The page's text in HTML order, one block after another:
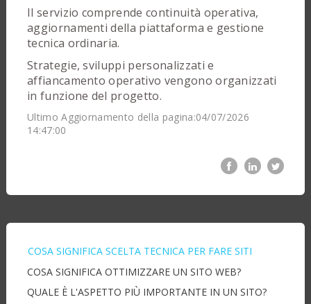
COSA SIGNIFICA SCELTA TECNICA PER FARE SITI
COSA SIGNIFICA OTTIMIZZARE UN SITO WEB?
QUALE È L'ASPETTO PIÙ IMPORTANTE IN UN SITO?
Il servizio comprende continuità operativa,
aggiornamenti della piattaforma e gestione
tecnica ordinaria.
Strategie, sviluppi personalizzati e
affiancamento operativo vengono organizzati
in funzione del progetto.
Ultimo Aggiornamento della pagina:04/07/2026
14:47:00